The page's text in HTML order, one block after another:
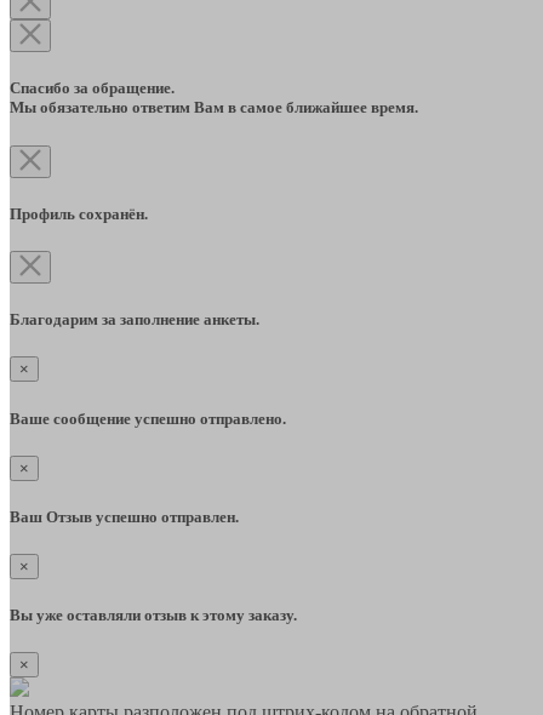
Спасибо за обращение.
Мы обязательно ответим Вам в самое ближайшее время.
Профиль сохранён.
Благодарим за заполнение анкеты.
×
Ваше сообщение успешно отправлено.
×
Ваш Отзыв успешно отправлен.
×
Вы уже оставляли отзыв к этому заказу.
×